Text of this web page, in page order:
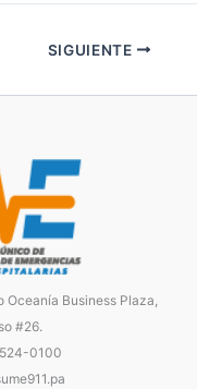
SIGUIENTE
Oceanía Business Plaza,
#26.
0100